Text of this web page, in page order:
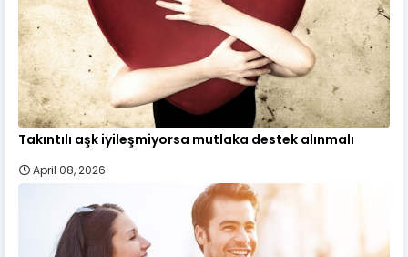
Takıntılı aşk iyileşmiyorsa mutlaka destek alınmalı
April 08, 2026